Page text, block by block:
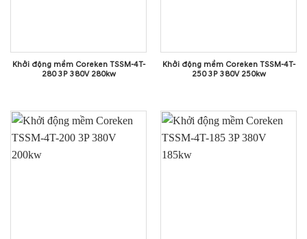
Khởi động mềm Coreken TSSM-4T-
280 3P 380V 280kw
Khởi động mềm Coreken TSSM-4T-
250 3P 380V 250kw